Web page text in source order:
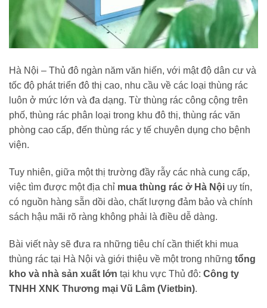
Hà Nội – Thủ đô ngàn năm văn hiến, với mật độ dân cư và
tốc độ phát triển đô thị cao, nhu cầu về các loại thùng rác
luôn ở mức lớn và đa dạng. Từ thùng rác công cộng trên
phố, thùng rác phân loại trong khu đô thị, thùng rác văn
phòng cao cấp, đến thùng rác y tế chuyên dụng cho bệnh
viện.
Tuy nhiên, giữa một thị trường đầy rẫy các nhà cung cấp,
việc tìm được một địa chỉ mua thùng rác ở Hà Nội uy tín,
có nguồn hàng sẵn dồi dào, chất lượng đảm bảo và chính
sách hậu mãi rõ ràng không phải là điều dễ dàng.
Bài viết này sẽ đưa ra những tiêu chí cần thiết khi mua
thùng rác tại Hà Nội và giới thiệu về một trong những tổng
kho và nhà sản xuất lớn tại khu vực Thủ đô: Công ty
TNHH XNK Thương mại Vũ Lâm (Vietbin).